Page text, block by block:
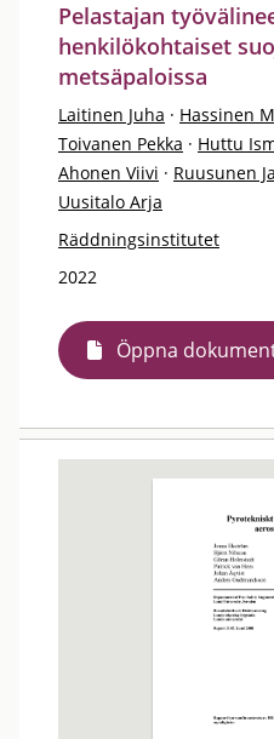
Pelastajan
henkilökohtaiset
metsäpaloissa
Laitinen Juha · Hassinen
Toivanen Pekka · Huttu
Ahonen Viivi · Ruusunen
Uusitalo Arja
Räddningsinstitutet
2022
Öppna